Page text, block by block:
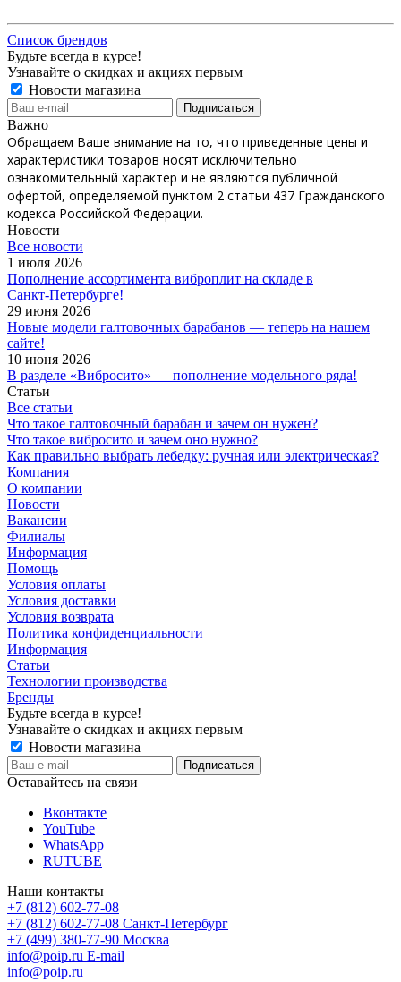
Список брендов
Будьте всегда в курсе!
Узнавайте о скидках и акциях первым
Новости магазина
Важно
Обращаем Ваше внимание на то, что приведенные цены и
характеристики товаров носят исключительно
ознакомительный характер и не являются публичной
офертой, определяемой пунктом 2 статьи 437 Гражданского
кодекса Российской Федерации.
Новости
Все новости
1 июля 2026
Пополнение ассортимента виброплит на складе в
Санкт‑Петербурге!
29 июня 2026
Новые модели галтовочных барабанов — теперь на нашем
сайте!
10 июня 2026
В разделе «Вибросито» — пополнение модельного ряда!
Статьи
Все статьи
Что такое галтовочный барабан и зачем он нужен?
Что такое вибросито и зачем оно нужно?
Как правильно выбрать лебедку: ручная или электрическая?
Компания
О компании
Новости
Вакансии
Филиалы
Информация
Помощь
Условия оплаты
Условия доставки
Условия возврата
Политика конфиденциальности
Информация
Статьи
Технологии производства
Бренды
Будьте всегда в курсе!
Узнавайте о скидках и акциях первым
Новости магазина
Оставайтесь на связи
Вконтакте
YouTube
WhatsApp
RUTUBE
Наши контакты
+7 (812) 602-77-08
+7 (812) 602-77-08 Санкт-Петербург
+7 (499) 380-77-90 Москва
info@poip.ru E-mail
info@poip.ru